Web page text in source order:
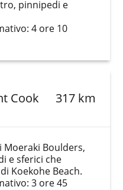
pinnipedi e
4 ore 10
Cook 317 km
Boulders,
e sferici che
Koekohe Beach.
3 ore 45